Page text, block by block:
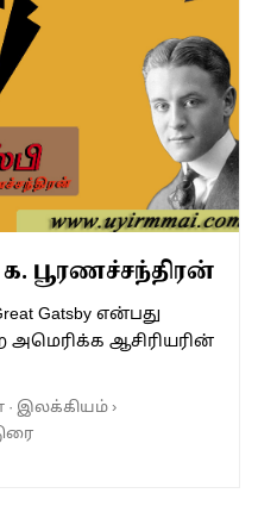
பூரணச்சந்திரன்
Gatsby என்பது
ஆசிரியரின்
· இலக்கியம்›